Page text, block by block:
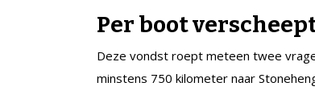
Per boot
Deze vondst roept meteen twee
minstens 750 kilometer naar